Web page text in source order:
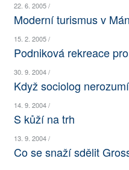
22. 6. 2005 /
Moderní turismus v
15. 2. 2005 /
Podniková rekreace
30. 9. 2004 /
Když sociolog
14. 9. 2004 /
S kůží na trh
13. 9. 2004 /
Co se snaží sdělit